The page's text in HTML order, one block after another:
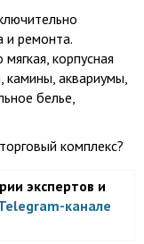
и ремонта.
корпусная
камины, аквариумы,
белье,
комплекс?
экспертов и
канале